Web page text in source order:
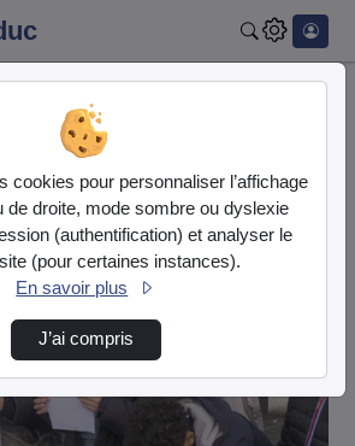
- Cassagne - La Colline
Lire
la
cookies pour personnaliser l’affichage
de droite, mode sombre ou dyslexie
(authentification) et analyser le
(pour certaines instances).
En savoir plus
J’ai compris